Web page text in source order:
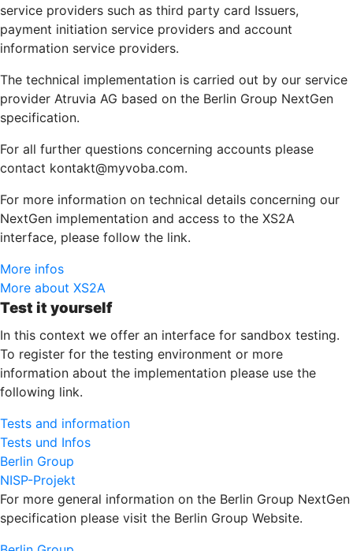
service providers such as third party card Issuers,
payment initiation service providers and account
information service providers.
The technical implementation is carried out by our service
provider Atruvia AG based on the Berlin Group NextGen
specification.
For all further questions concerning accounts please
contact kontakt@myvoba.com.
For more information on technical details concerning our
NextGen implementation and access to the XS2A
interface, please follow the link.
More infos
More about XS2A
Test it yourself
In this context we offer an interface for sandbox testing.
To register for the testing environment or more
information about the implementation please use the
following link.
Tests and information
Tests und Infos
Berlin Group
NISP-Projekt
For more general information on the Berlin Group NextGen
specification please visit the Berlin Group Website.